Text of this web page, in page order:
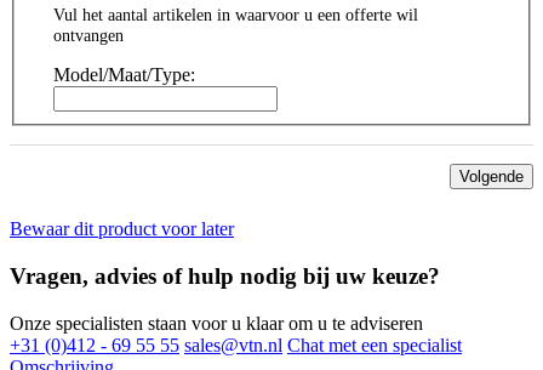
Vul het aantal artikelen in waarvoor u een offerte wil
ontvangen
Model/Maat/Type:
Volgende
Bewaar dit product voor later
Vragen, advies of hulp nodig bij uw keuze?
Onze specialisten staan voor u klaar om u te adviseren
+31 (0)412 - 69 55 55 sales@vtn.nl Chat met een specialist